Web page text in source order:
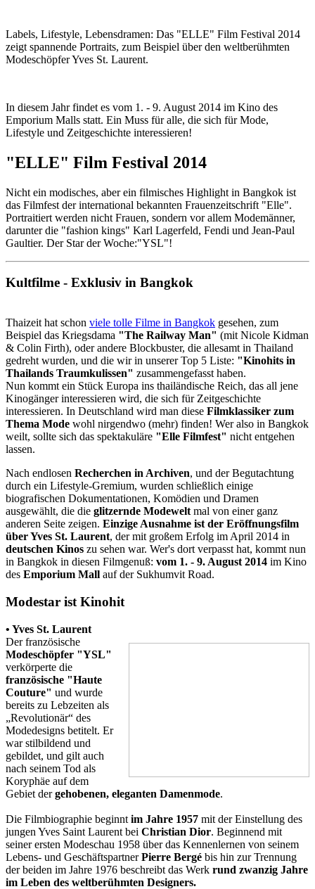
Labels, Lifestyle, Lebensdramen: Das "ELLE" Film Festival 2014
zeigt spannende Portraits, zum Beispiel über den weltberühmten
Modeschöpfer Yves St. Laurent.
In diesem Jahr findet es vom 1. - 9. August 2014 im Kino des
Emporium Malls statt. Ein Muss für alle, die sich für Mode,
Lifestyle und Zeitgeschichte interessieren!
"ELLE" Film Festival 2014
Nicht ein modisches, aber ein filmisches Highlight in Bangkok ist
das Filmfest der international bekannten Frauenzeitschrift "Elle".
Portraitiert werden nicht Frauen, sondern vor allem Modemänner,
darunter die "fashion kings" Karl Lagerfeld, Fendi und Jean-Paul
Gaultier. Der Star der Woche:"YSL"!
Kultfilme - Exklusiv in Bangkok
Thaizeit hat schon viele tolle Filme in Bangkok gesehen, zum
Beispiel das Kriegsdama "The Railway Man" (mit Nicole Kidman
& Colin Firth), oder andere Blockbuster, die allesamt in Thailand
gedreht wurden, und die wir in unserer Top 5 Liste: "Kinohits in
Thailands Traumkulissen" zusammengefasst haben.
Nun kommt ein Stück Europa ins thailändische Reich, das all jene
Kinogänger interessieren wird, die sich für Zeitgeschichte
interessieren. In Deutschland wird man diese Filmklassiker zum
Thema Mode wohl nirgendwo (mehr) finden! Wer also in Bangkok
weilt, sollte sich das spektakuläre "Elle Filmfest" nicht entgehen
lassen.
Nach endlosen Recherchen in Archiven, und der Begutachtung
durch ein Lifestyle-Gremium, wurden schließlich einige
biografischen Dokumentationen, Komödien und Dramen
ausgewählt, die die glitzernde Modewelt mal von einer ganz
anderen Seite zeigen. Einzige Ausnahme ist der Eröffnungsfilm
über Yves St. Laurent, der mit großem Erfolg im April 2014 in
deutschen Kinos zu sehen war. Wer's dort verpasst hat, kommt nun
in Bangkok in diesen Filmgenuß: vom 1. - 9. August 2014 im Kino
des Emporium Mall auf der Sukhumvit Road.
Modestar ist Kinohit
• Yves St. Laurent
Der französische
Modeschöpfer "YSL"
verkörperte die
französische "Haute
Couture" und wurde
bereits zu Lebzeiten als
„Revolutionär“ des
Modedesigns betitelt. Er
war stilbildend und
gebildet, und gilt auch
nach seinem Tod als
Koryphäe auf dem
Gebiet dergehobenen, eleganten Damenmode.
Die Filmbiographie beginnt im Jahre 1957 mit der Einstellung des
jungen Yves Saint Laurent bei Christian Dior. Beginnend mit
seiner ersten Modeschau 1958 über das Kennenlernen von seinem
Lebens- und GeschäftspartnerPierre Bergé bis hin zur Trennung
der beiden im Jahre 1976 beschreibt das Werk rund zwanzig Jahre
im Leben des weltberühmten Designers.